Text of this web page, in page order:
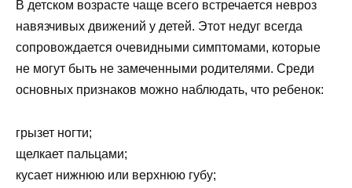
В детском возрасте чаще всего встречается невроз
навязчивых движений у детей. Этот недуг всегда
сопровождается очевидными симптомами, которые
не могут быть не замеченными родителями. Среди
основных признаков можно наблюдать, что ребенок:
грызет ногти;
щелкает пальцами;
кусает нижнюю или верхнюю губу;